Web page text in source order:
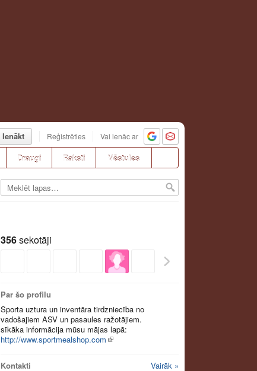
Ienākt Reģistrēties Vai ienāc ar
Draugi Raksti Vēstules
356sekotāji
Par šo profilu
Sporta uztura un inventāra tirdzniecība no
vadošajiem ASV un pasaules ražotājiem.
sīkāka informācija mūsu mājas lapā:
http://www.sportmealshop.com
Kontakti Vairāk »